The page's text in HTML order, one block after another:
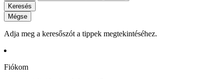
Keresés
Mégse
Adja meg a keresőszót a tippek megtekintéséhez.
Fiókom